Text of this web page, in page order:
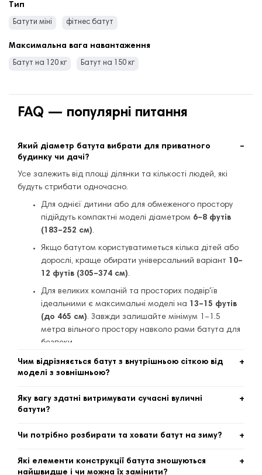
Тип
Батути міні фітнес батут
Максимальна вага навантаження
Батут на 120 кг Батут на 150 кг
FAQ — популярні питання
Який діаметр батута вибрати для приватного
будинку чи дачі?
Усе залежить від площі ділянки та кількості людей, які
будуть стрибати одночасно.
Для однієї дитини або для обмеженого простору
підійдуть компактні моделі діаметром 6–8 футів
(183–252 см).
Якщо батутом користуватиметься кілька дітей або
дорослі, краще обирати універсальний варіант 10–
12 футів (305–374 см).
Для великих компаній та просторих подвір'їв
ідеальними є максимальні моделі на 13–15 футів
(до 465 см). Завжди залишайте мінімум 1–1.5
метра вільного простору навколо рами батута для
безпеки.
Чим відрізняється батут з внутрішньою сіткою від
моделі з зовнішньою?
Внутрішня сітка
Це максимально безпечний варіант для маленьких
потрапити в зону пружин чи вдаритися об металеві
стійки.
Яку вагу здатні витримувати сучасні вуличні
батути?
сталевого профілю рами та кількості пружин. Більшість
см, як-от серія Inside TitanPro) розраховані на статичну
Чи потрібно розбирати та ховати батут на зиму?
на відкритому повітрі: сталева рама має оцинковане або
Які елементи конструкції батута зношуються
найшвидше і чи можна їх замінити?